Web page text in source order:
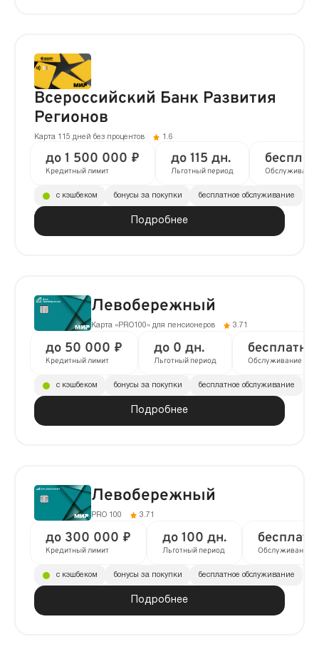
Всероссийский Банк Развития
Регионов
Карта 115 дней без процентов 1.6
до 1 500 000 ₽
Кредитный лимит
до 115 дн.
Льготный период Обслуживание
Подробнее
с кэшбеком бонусы за покупки бесплатное обслуживание
Левобережный
Карта «PRO100» для пенсионеров 3.71
до 50 000 ₽
Кредитный лимит
до 0 дн.
Льготный период
бесплатно
Обслуживание
Подробнее
с кэшбеком бонусы за покупки бесплатное обслуживание
Левобережный
PRO 100 3.71
до 300 000 ₽
Кредитный лимит
до 100 дн.
Льготный период Обслуживание
Подробнее
с кэшбеком бонусы за покупки бесплатное обслуживание